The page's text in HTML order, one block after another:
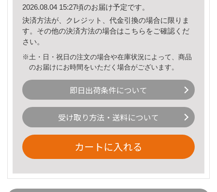
2026.08.04 15:27頃のお届け予定です。
決済方法が、クレジット、代金引換の場合に限りま
す。その他の決済方法の場合はこちら をご確認くだ
さい。
※土・日・祝日の注文の場合や在庫状況によって、商品
のお届けにお時間をいただく場合がございます。
即日出荷条件について
受け取り方法・送料について
カートに入れる